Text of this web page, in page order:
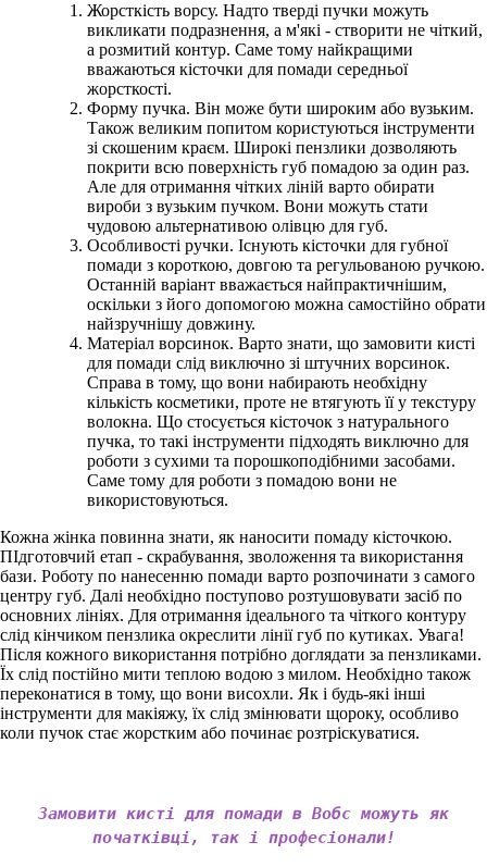
Жорсткість ворсу. Надто тверді пучки можуть
викликати подразнення, а м'які - створити не чіткий,
а розмитий контур. Саме тому найкращими
вважаються кісточки для помади середньої
жорсткості.
Форму пучка. Він може бути широким або вузьким.
Також великим попитом користуються інструменти
зі скошеним краєм. Широкі пензлики дозволяють
покрити всю поверхність губ помадою за один раз.
Але для отримання чітких ліній варто обирати
вироби з вузьким пучком. Вони можуть стати
чудовою альтернативою олівцю для губ.
Особливості ручки. Існують кісточки для губної
помади з короткою, довгою та регульованою ручкою.
Останній варіант вважається найпрактичнішим,
оскільки з його допомогою можна самостійно обрати
найзручнішу довжину.
Матеріал ворсинок. Варто знати, що замовити кисті
для помади слід виключно зі штучних ворсинок.
Справа в тому, що вони набирають необхідну
кількість косметики, проте не втягують її у текстуру
волокна. Що стосується кісточок з натурального
пучка, то такі інструменти підходять виключно для
роботи з сухими та порошкоподібними засобами.
Саме тому для роботи з помадою вони не
використовуються.
Кожна жінка повинна знати, як наносити помаду кісточкою.
ПІдготовчий етап - скрабування, зволоження та використання
бази. Роботу по нанесенню помади варто розпочинати з самого
центру губ. Далі необхідно поступово розтушовувати засіб по
основних лініях. Для отримання ідеального та чіткого контуру
слід кінчиком пензлика окреслити лінії губ по кутиках. Увага!
Після кожного використання потрібно доглядати за пензликами.
Їх слід постійно мити теплою водою з милом. Необхідно також
переконатися в тому, що вони висохли. Як і будь-які інші
інструменти для макіяжу, їх слід змінювати щороку, особливо
коли пучок стає жорстким або починає розтріскуватися.
Замовити кисті для помади в Вобс можуть як
початківці, так і професіонали!